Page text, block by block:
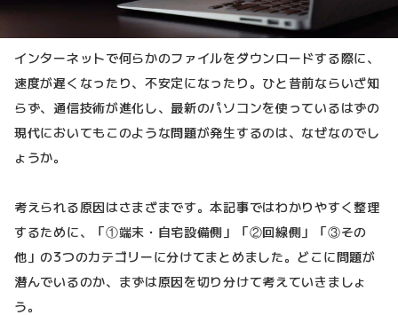
インターネットで何らかのファイルをダウンロードする際に、
速度が遅くなったり、不安定になったり。ひと昔前ならいざ知
らず、通信技術が進化し、最新のパソコンを使っているはずの
現代においてもこのような問題が発生するのは、なぜなのでし
ょうか。
考えられる原因はさまざまです。本記事ではわかりやすく整理
するために、「①端末・自宅設備側」「②回線側」「③その
他」の3つのカテゴリーに分けてまとめました。どこに問題が
潜んでいるのか、まずは原因を切り分けて考えていきましょ
う。